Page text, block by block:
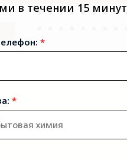
в течении 15 минут
*
*